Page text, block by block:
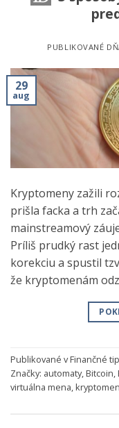
PUBLIKOVANÉ
29
aug
Kryptomeny zažili
prišla facka a trh
mainstreamový
Príliš prudký rast
korekciu a spustil
že kryptomenám
Publikované vFinančné
Značky: automaty,Bitcoin,
virtuálna mena,